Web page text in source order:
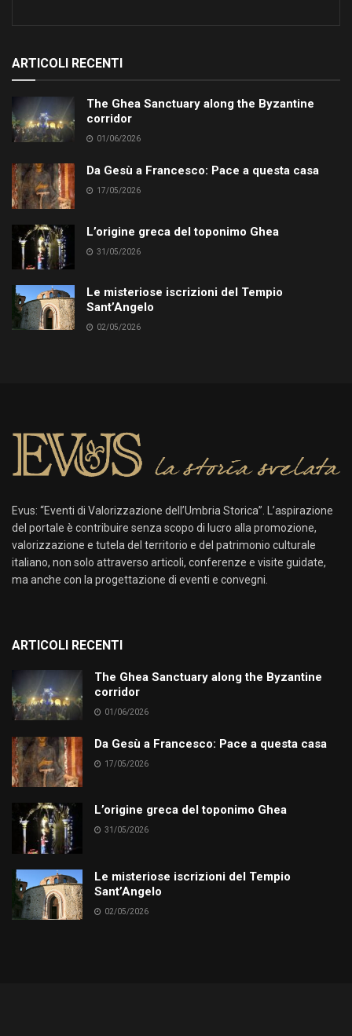
ARTICOLI RECENTI
The Ghea Sanctuary along the Byzantine
corridor
01/06/2026
Da Gesù a Francesco: Pace a questa casa
17/05/2026
L’origine greca del toponimo Ghea
31/05/2026
Le misteriose iscrizioni del Tempio
Sant’Angelo
02/05/2026
Evus: “Eventi di Valorizzazione dell’Umbria Storica”. L’aspirazione
del portale è contribuire senza scopo di lucro alla promozione,
valorizzazione e tutela del territorio e del patrimonio culturale
italiano, non solo attraverso articoli, conferenze e visite guidate,
ma anche con la progettazione di eventi e convegni.
ARTICOLI RECENTI
The Ghea Sanctuary along the Byzantine
corridor
01/06/2026
Da Gesù a Francesco: Pace a questa casa
17/05/2026
L’origine greca del toponimo Ghea
31/05/2026
Le misteriose iscrizioni del Tempio
Sant’Angelo
02/05/2026